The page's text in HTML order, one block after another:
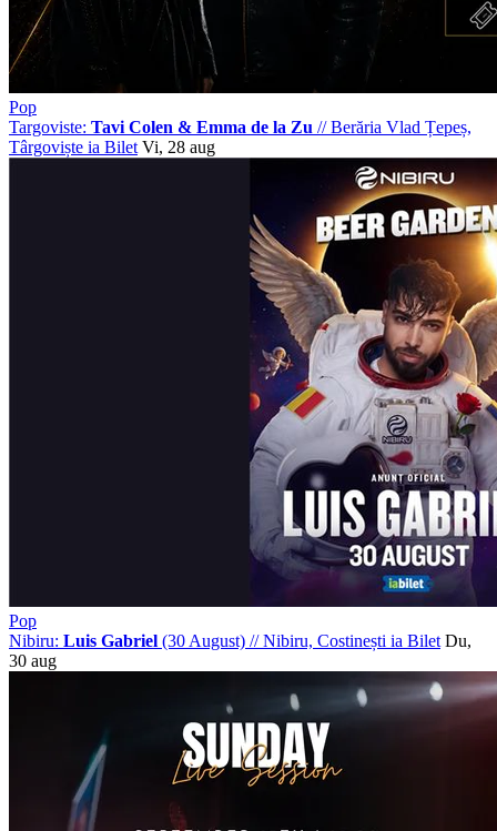
Pop
Targoviste: Tavi Colen & Emma de la Zu //Berăria Vlad Țepeș,
Târgoviște ia Bilet Vi, 28 aug
Pop
Nibiru: Luis Gabriel (30 August) //Nibiru, Costinești ia Bilet Du,
30 aug